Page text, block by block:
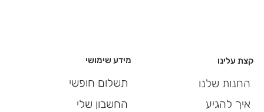
מידע שימושי
תשלום חופשי
החשבון שלי
קצת עלינו
החנות שלנו
איך להגיע